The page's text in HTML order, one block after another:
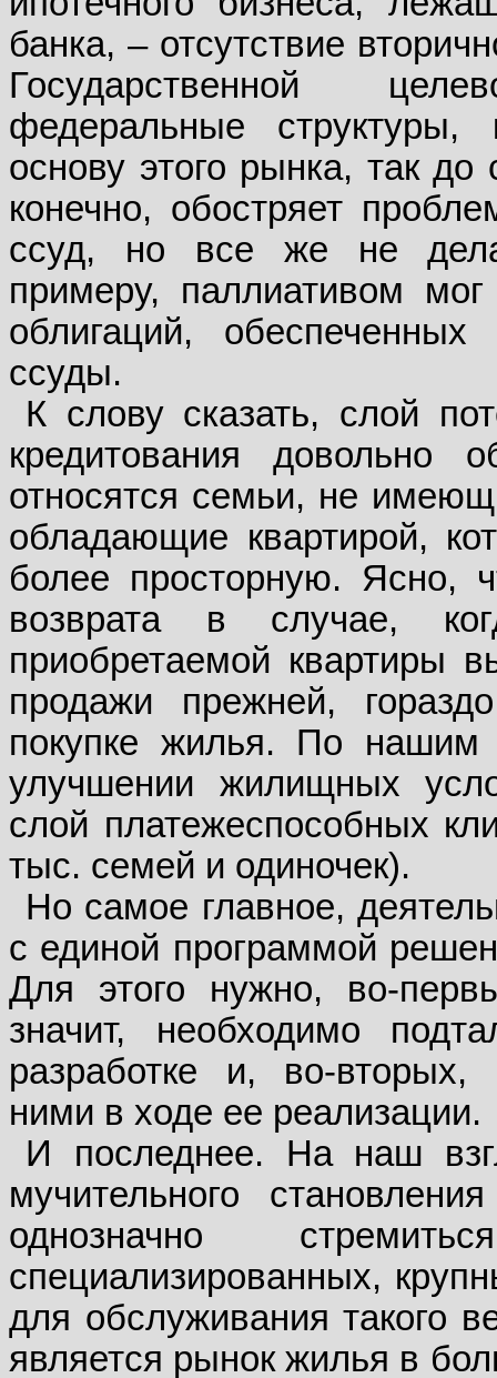
банка, – отсутствие
Государственной
федеральные
основу этого рынка, так
конечно, обостряет
ссуд, но все же не
примеру, паллиативом
облигаций,
ссуды.
К слову сказать, слой
кредитования довольно
относятся семьи, не
обладающие квартирой,
более просторную. Ясно,
возврата в случае,
приобретаемой квартиры
продажи прежней,
покупке жилья. По
улучшении жилищных
слой платежеспособных
тыс. семей и одиночек).
Но самое главное,
с единой программой
Для этого нужно, во-
значит, необходимо
разработке и, во-вторых,
ними в ходе ее реализации.
И последнее. На наш
мучительного
однозначно
специализированных,
для обслуживания такого
является рынок жилья в